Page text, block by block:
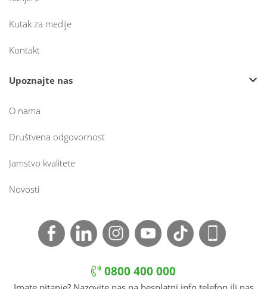
Kutak za medije
Kontakt
Upoznajte nas
O nama
Društvena odgovornost
Jamstvo kvalitete
Novosti
0800 400 000